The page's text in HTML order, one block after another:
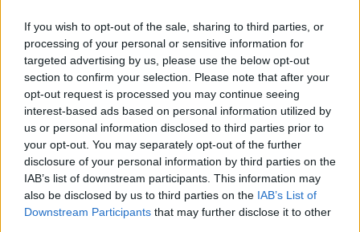
If you wish to opt-out of the sale, sharing to third parties, or
processing of your personal or sensitive information for
targeted advertising by us, please use the below opt-out
section to confirm your selection. Please note that after your
opt-out request is processed you may continue seeing
interest-based ads based on personal information utilized by
us or personal information disclosed to third parties prior to
your opt-out. You may separately opt-out of the further
disclosure of your personal information by third parties on the
IAB’s list of downstream participants. This information may
also be disclosed by us to third parties on the IAB’s List of
Downstream Participants that may further disclose it to other
Kövess minket, és értesülj a friss hírekről a
Facebookon is!
Követem
RTL+ ADÁSRÉSZLETEK